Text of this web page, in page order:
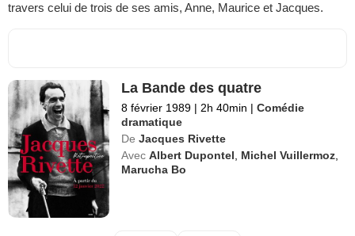
travers celui de trois de ses amis, Anne, Maurice et Jacques.
La Bande des quatre
8 février 1989 | 2h 40min | Comédie
dramatique
De Jacques Rivette
Avec Albert Dupontel, Michel Vuillermoz,
Marucha Bo